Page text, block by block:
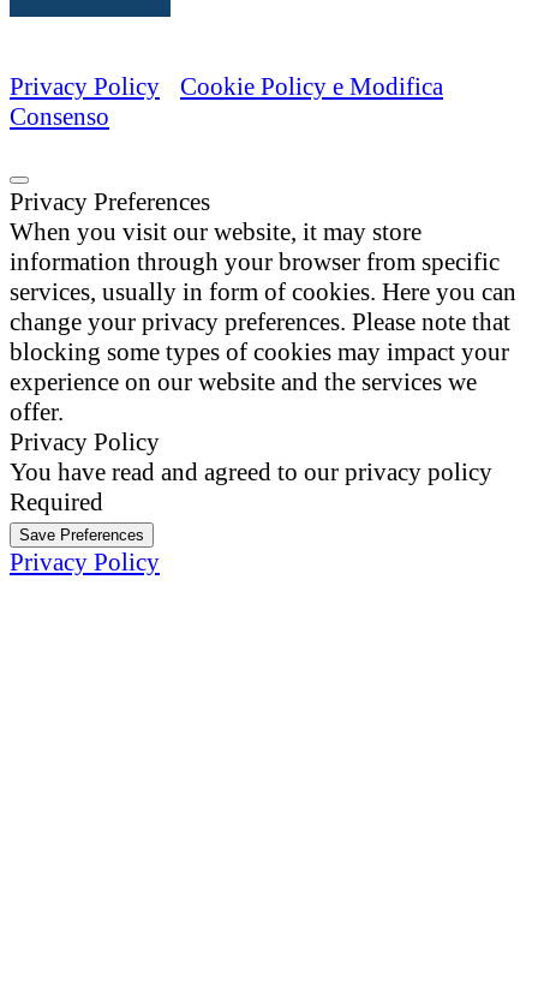
2021 © Studio Legale Borgiani Parisella
Privacy Policy
Cookie Policy e Modifica
Consenso
Privacy Preferences
When you visit our website, it may store
information through your browser from specific
services, usually in form of cookies. Here you can
change your privacy preferences. Please note that
blocking some types of cookies may impact your
experience on our website and the services we
offer.
Privacy Policy
You have read and agreed to our privacy policy
Required
Save Preferences
Privacy Policy